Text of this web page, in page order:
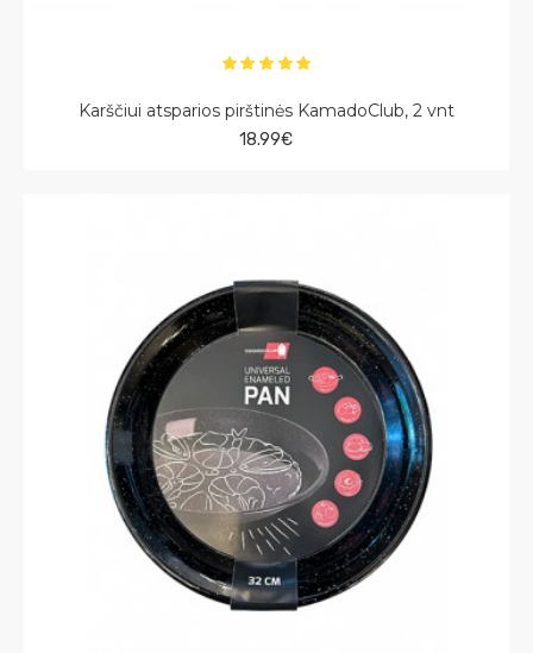
Karščiui atsparios pirštinės KamadoClub, 2 vnt
18.99€